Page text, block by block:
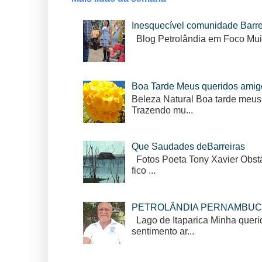
Inesquecível comunidade
Blog Petrolândia em Foco
Boa Tarde Meus queridos
Beleza Natural Boa tarde
Trazendo mu...
Que Saudades deBarreiras
Fotos Poeta Tony Xavier
fico ...
PETROLÂNDIA
Lago de Itaparica Minha
sentimento ar...